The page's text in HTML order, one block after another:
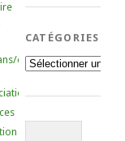
commerçants
CATÉGORIES
Catégories